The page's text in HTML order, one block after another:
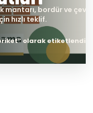
olarak etiketlendi